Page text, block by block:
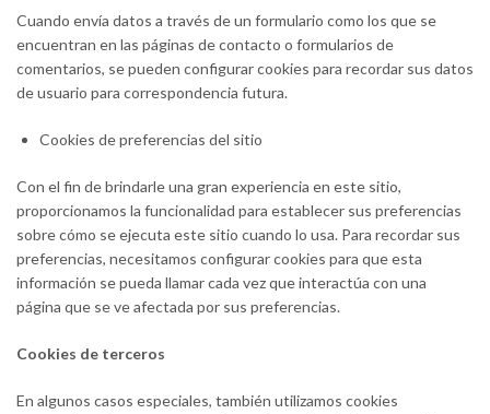
Cuando envía datos a través de un formulario como los que se
encuentran en las páginas de contacto o formularios de
comentarios, se pueden configurar cookies para recordar sus datos
de usuario para correspondencia futura.
Cookies de preferencias del sitio
Con el fin de brindarle una gran experiencia en este sitio,
proporcionamos la funcionalidad para establecer sus preferencias
sobre cómo se ejecuta este sitio cuando lo usa. Para recordar sus
preferencias, necesitamos configurar cookies para que esta
información se pueda llamar cada vez que interactúa con una
página que se ve afectada por sus preferencias.
Cookies de terceros
En algunos casos especiales, también utilizamos cookies